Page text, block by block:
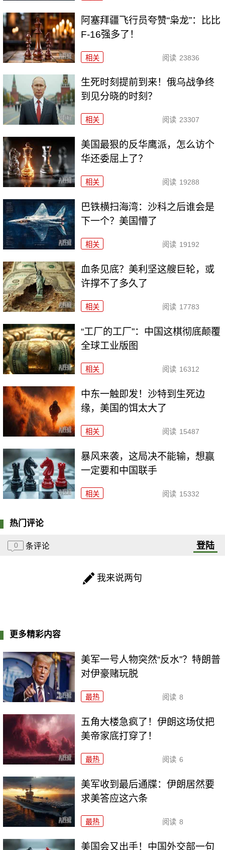
阿塞拜疆飞行员夸赞“枭龙”：比比
F-16强多了！
相关 阅读 23836
生死时刻提前到来！俄乌战争终
到见分晓的时刻？
相关 阅读 23307
美国最狠的反华鹰派，怎么访个
华还委屈上了？
相关 阅读 19288
巴铁横扫海湾：沙科之后谁会是
下一个？美国懵了
相关 阅读 19192
血条见底？美利坚这艘巨轮，或
许撑不了多久了
相关 阅读 17783
“工厂的工厂”：中国这棋彻底颠覆
全球工业版图
相关 阅读 16312
中东一触即发！沙特到生死边
缘，美国的饵太大了
相关 阅读 15487
暴风来袭，这局决不能输，想赢
一定要和中国联手
相关 阅读 15332
热门评论
0 条评论 登陆
我来说两句
更多精彩内容
美军一号人物突然“反水”？特朗普
对伊豪赌玩脱
最热 阅读 8
五角大楼急疯了！伊朗这场仗把
美帝家底打穿了！
最热 阅读 6
美军收到最后通牒：伊朗居然要
求美答应这六条
最热 阅读 8
美国会又出手！中国外交部一句